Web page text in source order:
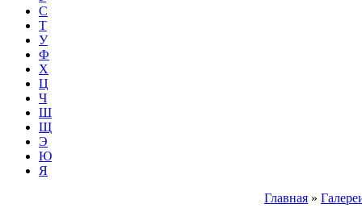
С
Т
У
Ф
Х
Ц
Ч
Ш
Щ
Э
Ю
Я
Главная »